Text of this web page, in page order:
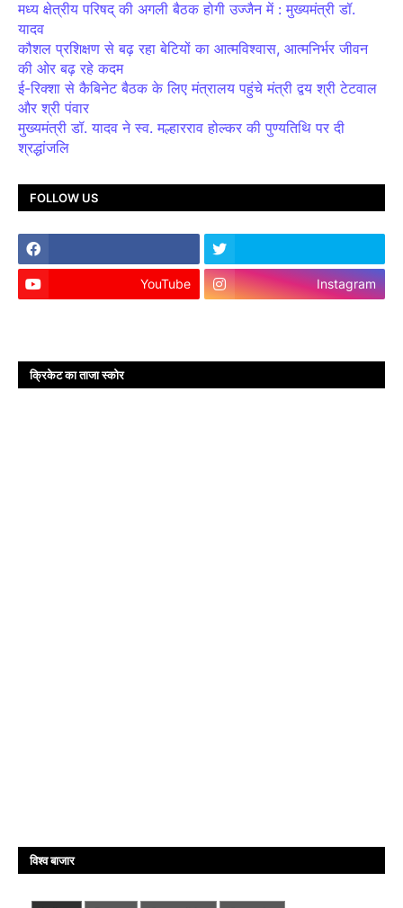
मध्य क्षेत्रीय परिषद् की अगली बैठक होगी उज्जैन में : मुख्यमंत्री डॉ.
यादव
कौशल प्रशिक्षण से बढ़ रहा बेटियों का आत्मविश्वास, आत्मनिर्भर जीवन
की ओर बढ़ रहे कदम
ई-रिक्शा से कैबिनेट बैठक के लिए मंत्रालय पहुंचे मंत्री द्वय श्री टेटवाल
और श्री पंवार
मुख्यमंत्री डॉ. यादव ने स्व. मल्हारराव होल्कर की पुण्यतिथि पर दी
श्रद्धांजलि
FOLLOW US
YouTube Instagram
क्रिकेट का ताजा स्कोर
विश्व बाजार